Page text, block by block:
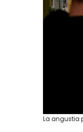
La angustia